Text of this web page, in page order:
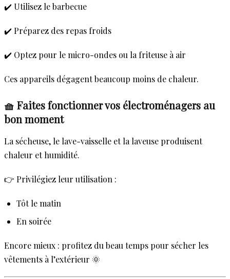
✔️ Utilisez le barbecue
✔️ Préparez des repas froids
✔️ Optez pour le micro-ondes ou la friteuse à air
Ces appareils dégagent beaucoup moins de chaleur.
🧺 Faites fonctionner vos électroménagers au
bon moment
La sécheuse, le lave-vaisselle et la laveuse produisent
chaleur et humidité.
👉 Privilégiez leur utilisation :
Tôt le matin
En soirée
Encore mieux : profitez du beau temps pour sécher les
vêtements à l’extérieur 🌞